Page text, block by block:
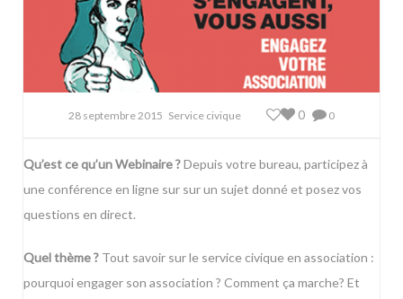
28 septembre 2015 Service civique 0
0
Qu’est ce qu’un Webinaire ?Depuis votre bureau, participez à
une conférence en ligne sur sur un sujet donné et posez vos
questions en direct.
Quel thème ? Tout savoir sur le service civique en association :
pourquoi engager son association ? Comment ça marche? Et